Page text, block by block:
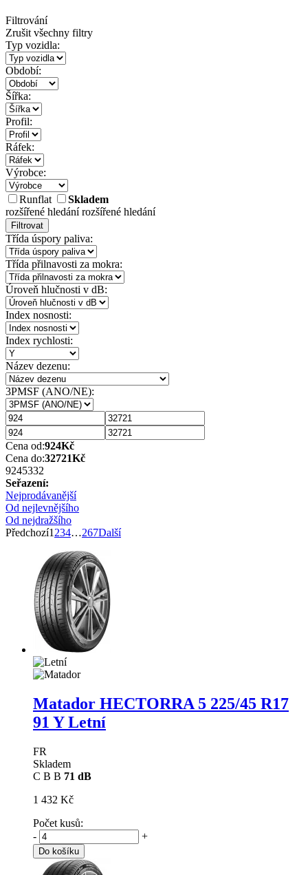
Filtrování
Zrušit všechny filtry
Typ vozidla:
Období:
Šířka:
Profil:
Ráfek:
Výrobce:
Runflat
Skladem
rozšířené hledánírozšířené hledání
Filtrovat
Třída úspory paliva:
Třída přilnavosti za mokra:
Úroveň hlučnosti v dB:
Index nosnosti:
Index rychlosti:
Název dezenu:
3PMSF (ANO/NE):
Cena od:924Kč
Cena do:32721Kč
9245332
Seřazení:
Nejprodávanější
Od nejlevnějšího
Od nejdražšího
Předchozí1 234…267Další
Matador HECTORRA 5 225/45 R17
91 Y Letní
FR
Skladem
C B B 71 dB
1 432 Kč
Počet kusů:
-
+
Do košíku